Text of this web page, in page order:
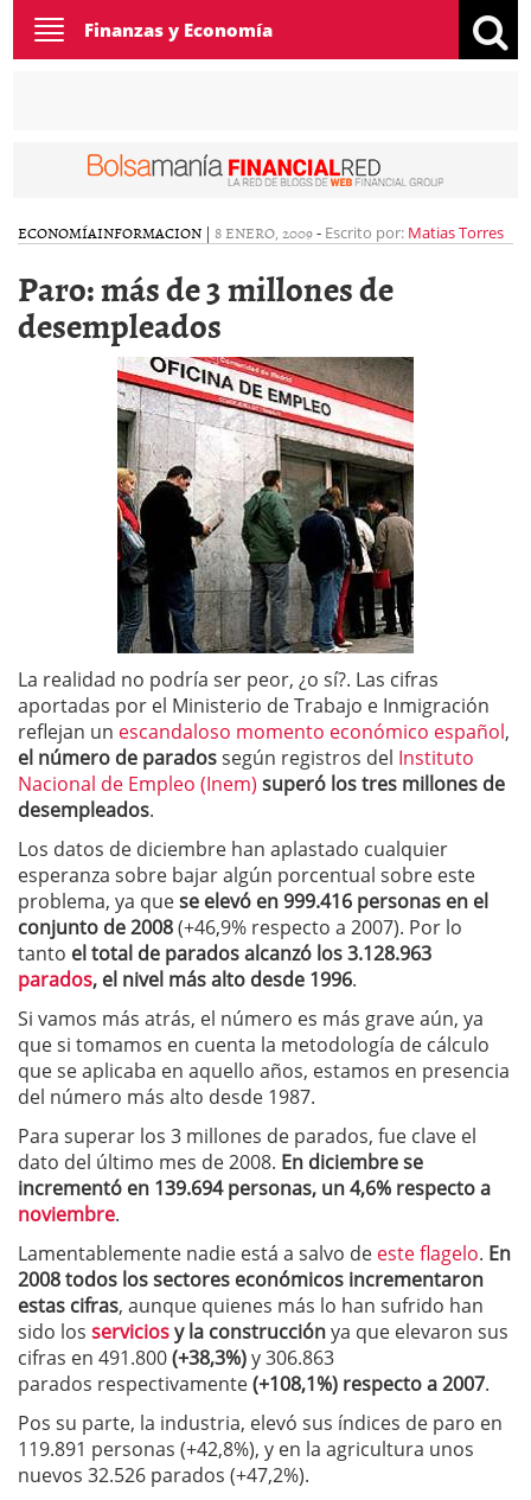
Toggle
navigation
Finanzas y Economía
ECONOMÍAINFORMACION | 8 ENERO, 2009- Escrito por: Matias Torres
Paro: más de 3 millones de
desempleados
La realidad no podría ser peor, ¿o sí?. Las cifras
aportadas por el Ministerio de Trabajo e Inmigración
reflejan un escandaloso momento económico español,
el número de paradossegún registros del Instituto
Nacional de Empleo (Inem) superó los tres millones de
desempleados.
Los datos de diciembre han aplastado cualquier
esperanza sobre bajar algún porcentual sobre este
problema, ya quese elevó en 999.416 personas en el
conjunto de 2008(+46,9% respecto a 2007). Por lo
tanto el total de parados alcanzó los 3.128.963
parados, el nivel más alto desde 1996.
Si vamos más atrás, el número es más grave aún, ya
que si tomamos en cuenta la metodología de cálculo
que se aplicaba en aquello años, estamos en presencia
del número más alto desde 1987.
Para superar los 3 millones de parados, fue clave el
dato del último mes de 2008. En diciembre se
incrementó en 139.694 personas, un 4,6% respecto a
noviembre.
Lamentablemente nadie está a salvo de este flagelo. En
2008 todos los sectores económicos incrementaron
estas cifras, aunque quienes más lo han sufrido han
sido los serviciosy la construcciónya que elevaron sus
cifras en 491.800(+38,3%)y 306.863
parados respectivamente(+108,1%) respecto a 2007.
Pos su parte, la industria, elevó sus índices de paro en
119.891 personas (+42,8%), y en la agricultura unos
nuevos 32.526 parados (+47,2%).